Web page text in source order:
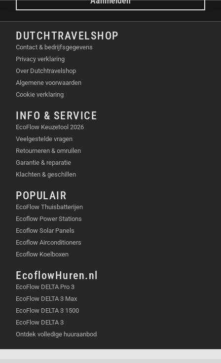
DUTCHTRAVELSHOP
Contact & bedrijfsgegevens
Privacy verklaring
Over Dutchtravelshop
Algemene voorwaarden
Cookie verklaring
INFO & SERVICE
EcoFlow Keuzetool 2026
Veelgestelde vragen
Retourneren & omruilen
Garantie & reparatie
Klachten & geschillen
POPULAIR
EcoFlow Thuisbatterijen
Ecoflow Power Stations
Ecoflow Solar Panels
Ecoflow Airconditioners
Ecoflow Koelboxen
EcoflowHuren.nl
EcoFlow DELTA Pro 3
EcoFlow DELTA 3 Max
EcoFlow DELTA 3 1500
EcoFlow DELTA 3
Ontdek volledige huuraanbod